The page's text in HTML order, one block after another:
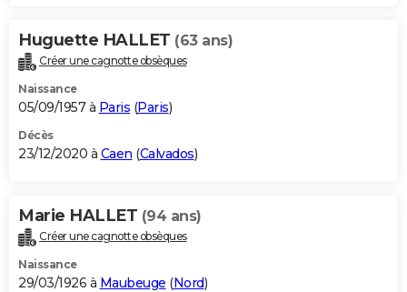
Huguette HALLET (63 ans)
Créer une cagnotte obsèques
Naissance
05/09/1957 à Paris (Paris)
Décès
23/12/2020 à Caen (Calvados)
Marie HALLET (94 ans)
Créer une cagnotte obsèques
Naissance
29/03/1926 à Maubeuge (Nord)